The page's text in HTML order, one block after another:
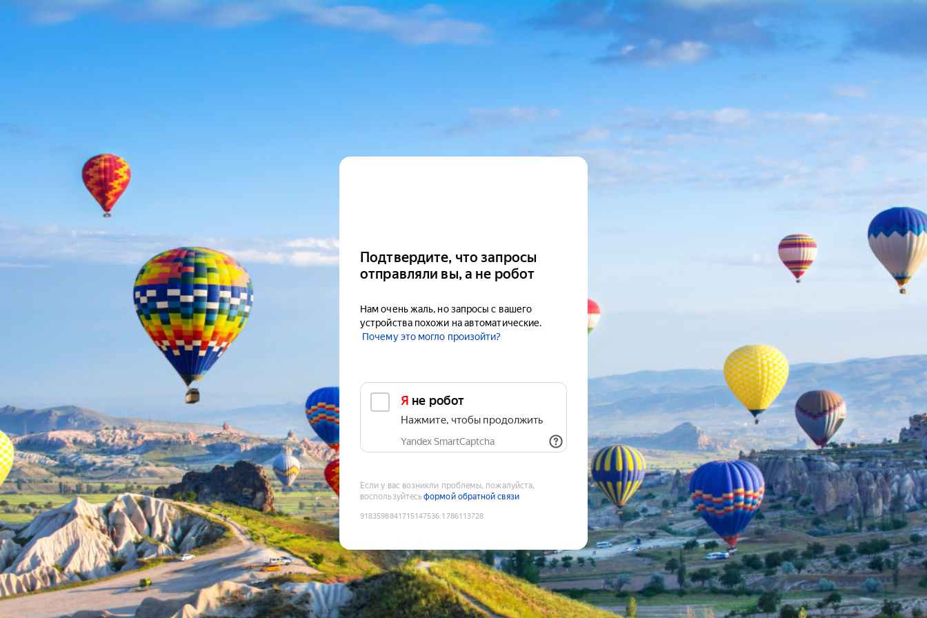
Подтвердите, что запросы
отправляли вы, а не робот
Нам очень жаль, но запросы с вашего
устройства похожи на автоматические.
Почему это могло произойти?
Я не робот
Нажмите, чтобы продолжить
Yandex SmartCaptcha
Если у вас возникли проблемы, пожалуйста,
воспользуйтесьформой обратной связи
9183598841715147536:1786113728